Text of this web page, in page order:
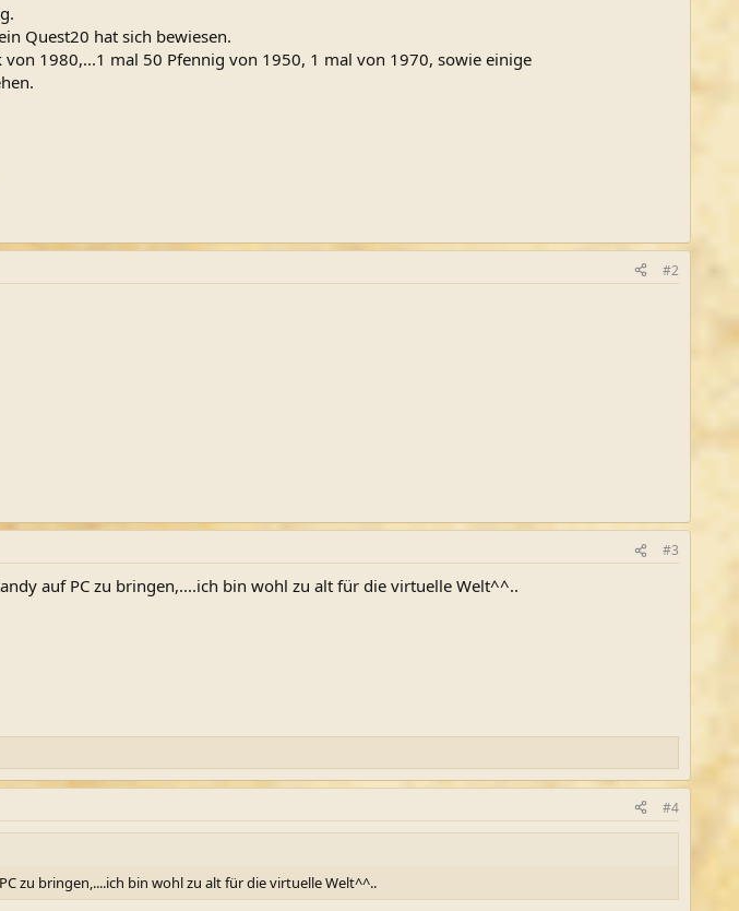
Quest20 hat sich bewiesen.
1980,...1 mal 50 Pfennig von 1950, 1 mal von 1970, sowie einige
#2
#3
auf PC zu bringen,....ich bin wohl zu alt für die virtuelle Welt^^..
#4
zu bringen,....ich bin wohl zu alt für die virtuelle Welt^^..